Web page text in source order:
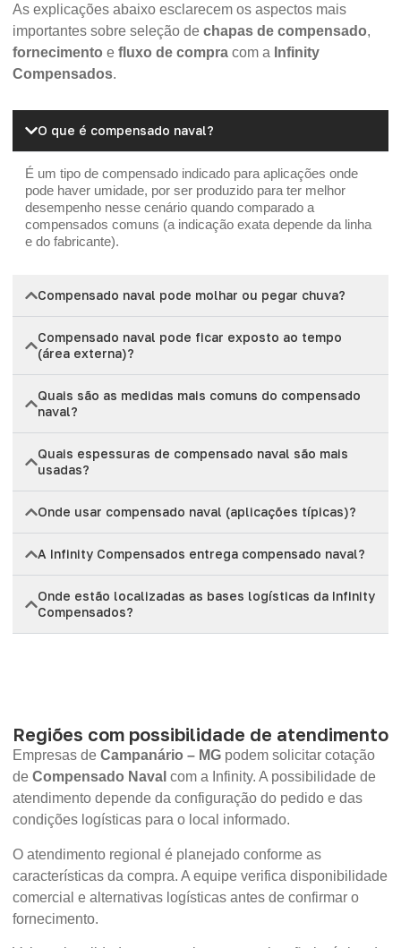
As explicações abaixo esclarecem os aspectos mais
importantes sobre seleção de chapas de compensado,
fornecimento e fluxo de compra com a Infinity
Compensados.
O que é compensado naval?
É um tipo de compensado indicado para aplicações onde
pode haver umidade, por ser produzido para ter melhor
desempenho nesse cenário quando comparado a
compensados comuns (a indicação exata depende da linha
e do fabricante).
Compensado naval pode molhar ou pegar chuva?
Compensado naval pode ficar exposto ao tempo
(área externa)?
Quais são as medidas mais comuns do compensado
naval?
Quais espessuras de compensado naval são mais
usadas?
Onde usar compensado naval (aplicações típicas)?
A Infinity Compensados entrega compensado naval?
Onde estão localizadas as bases logísticas da Infinity
Compensados?
Regiões com possibilidade de atendimento
Empresas de Campanário – MG podem solicitar cotação
de Compensado Naval com a Infinity. A possibilidade de
atendimento depende da configuração do pedido e das
condições logísticas para o local informado.
O atendimento regional é planejado conforme as
características da compra. A equipe verifica disponibilidade
comercial e alternativas logísticas antes de confirmar o
fornecimento.